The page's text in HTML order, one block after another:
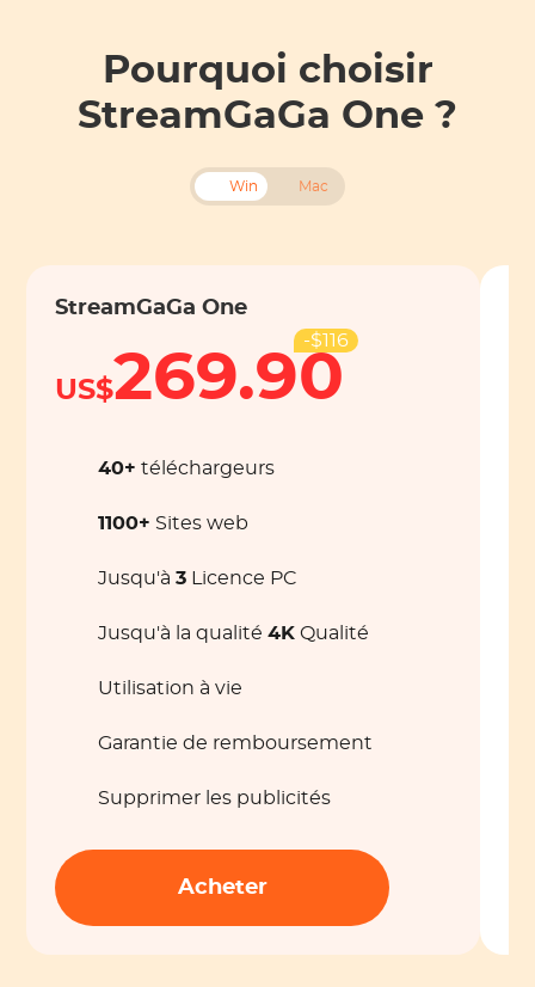
Pourquoi choisir
StreamGaGa One ?
Win Mac
StreamGaGa One
US$269.90
-$116
40+ téléchargeurs
1100+ Sites web
Jusqu'à3 Licence PC
Jusqu'à la qualité4K Qualité
Utilisation à vie
Garantie de remboursement
Supprimer les publicités
Acheter